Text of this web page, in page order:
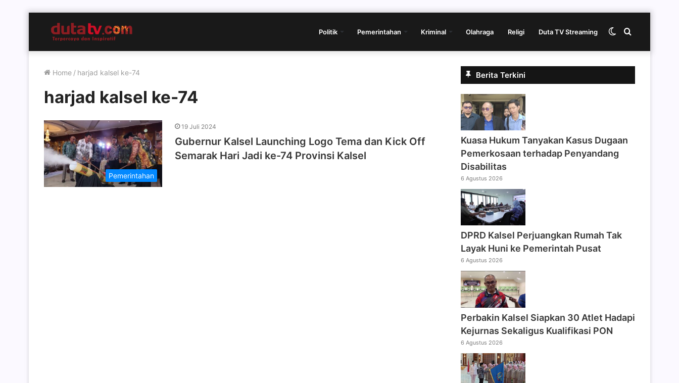
Politik Pemerintahan Kriminal Olahraga Religi Duta TV Streaming Cari
Switch
Home / harjad kalsel ke-74
harjad kalsel ke-74
Pemerintahan
19 Juli 2024
Gubernur Kalsel Launching Logo Tema dan Kick Off
Semarak Hari Jadi ke-74 Provinsi Kalsel
Berita Terkini
Kuasa Hukum Tanyakan Kasus Dugaan
Pemerkosaan terhadap Penyandang
Disabilitas
6 Agustus 2026
DPRD Kalsel Perjuangkan Rumah Tak
Layak Huni ke Pemerintah Pusat
6 Agustus 2026
Perbakin Kalsel Siapkan 30 Atlet Hadapi
Kejurnas Sekaligus Kualifikasi PON
6 Agustus 2026